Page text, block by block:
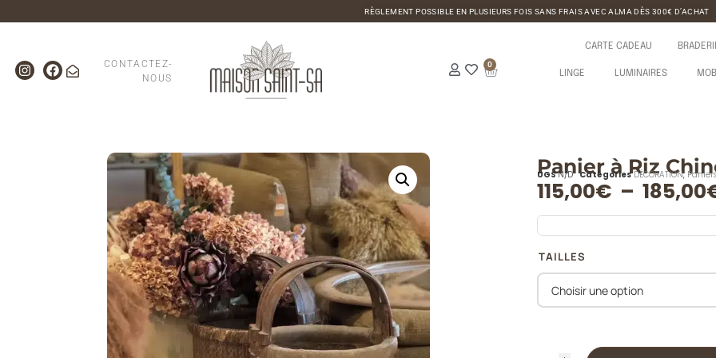
RÈGLEMENT POSSIBLE EN PLUSIEURS FOIS SANS FRAIS AVEC ALMA DÈS 300€ D’ACHAT
CONTACTEZ-
NOUS
0
CARTE CADEAU
LINGE LUMINAIRES
Panier à Riz
UGSN/D Catégories DÉCORATION,
115,00€ – 185,00
TAILLES